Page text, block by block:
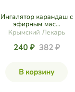
Ингалятор карандаш с
эфирным мас...
Крымский Лекарь
240 ₽ 382 ₽
В корзину